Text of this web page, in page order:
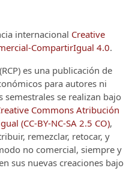
internacional Creative
CompartirIgual 4.0.
es una publicación de
para autores ni
semestrales se realizan bajo
Commons Atribución
(CC-BY-NC-SA 2.5 CO),
remezclar, retocar, y
no comercial, siempre y
sus nuevas creaciones bajo